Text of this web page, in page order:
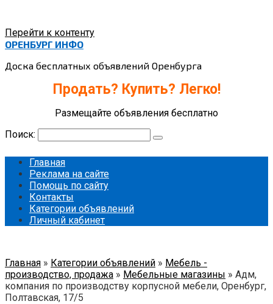
Перейти к контенту
ОРЕНБУРГ ИНФО
Доска бесплатных объявлений Оренбурга
Продать? Купить? Легко!
Размещайте объявления бесплатно
Поиск:
Главная
Реклама на сайте
Помощь по сайту
Контакты
Категории объявлений
Личный кабинет
Главная » Категории объявлений » Мебель -
производство, продажа » Мебельные магазины » Адм,
компания по производству корпусной мебели, Оренбург,
Полтавская, 17/5